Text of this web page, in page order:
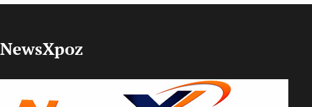
NewsXpoz